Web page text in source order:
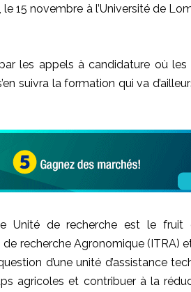
15 novembre à l’Université de
les appels à candidature où
suivra la formation qui va
Unité de recherche est le
recherche Agronomique (ITRA)
d’une unité d’assistance
agricoles et contribuer à la